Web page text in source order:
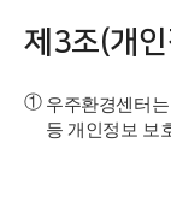
제3조(개
① 우주환경센터
등 개인정보 보